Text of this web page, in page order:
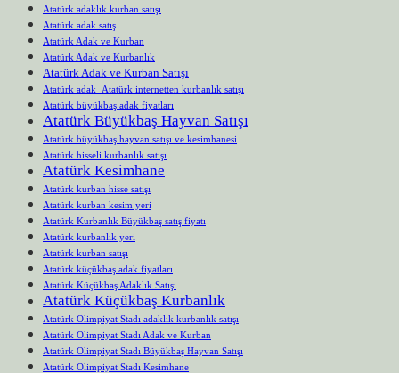
Atatürk adaklık kurban satışı
Atatürk adak satış
Atatürk Adak ve Kurban
Atatürk Adak ve Kurbanlık
Atatürk Adak ve Kurban Satışı
Atatürk adak Atatürk internetten kurbanlık satışı
Atatürk büyükbaş adak fiyatları
Atatürk Büyükbaş Hayvan Satışı
Atatürk büyükbaş hayvan satışı ve kesimhanesi
Atatürk hisseli kurbanlık satışı
Atatürk Kesimhane
Atatürk kurban hisse satışı
Atatürk kurban kesim yeri
Atatürk Kurbanlık Büyükbaş satış fiyatı
Atatürk kurbanlık yeri
Atatürk kurban satışı
Atatürk küçükbaş adak fiyatları
Atatürk Küçükbaş Adaklık Satışı
Atatürk Küçükbaş Kurbanlık
Atatürk Olimpiyat Stadı adaklık kurbanlık satışı
Atatürk Olimpiyat Stadı Adak ve Kurban
Atatürk Olimpiyat Stadı Büyükbaş Hayvan Satışı
Atatürk Olimpiyat Stadı Kesimhane